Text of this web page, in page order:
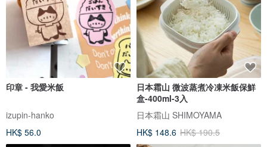
印章 - 我愛米飯
izupin-hanko
HK$ 56.0
日本霜山 微波蒸煮冷凍米飯保鮮
盒-400ml-3入
日本霜山 SHIMOYAMA
HK$ 148.6 HK$ 190.5